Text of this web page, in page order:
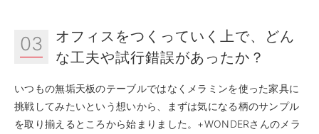
03
オフィスをつくっていく上で、どん
な工夫や試行錯誤があったか？
いつもの無垢天板のテーブルではなくメラミンを使った家具に
挑戦してみたいという想いから、まずは気になる柄のサンプル
を取り揃えるところから始まりました。+WONDERさんのメラ